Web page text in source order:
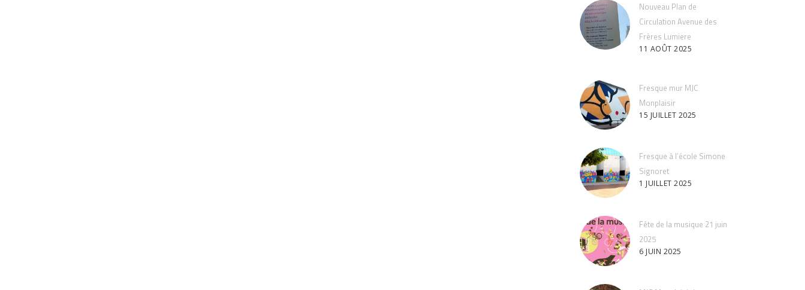
Nouveau Plan de
Circulation Avenue des
Frères Lumiere
11 AOÛT 2025
Fresque mur MJC
Monplaisir
15 JUILLET 2025
Fresque à l’école Simone
Signoret
1 JUILLET 2025
Fête de la musique 21 juin
2025
6 JUIN 2025